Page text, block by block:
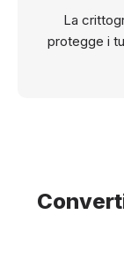
La
protegge i